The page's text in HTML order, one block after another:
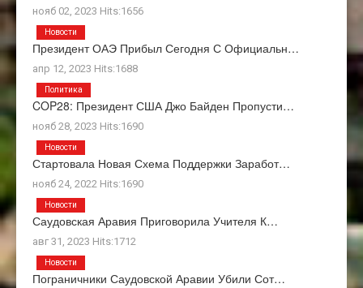
нояб 02, 2023 Hits:1656
Президент ОАЭ Прибыл Сегодня С Официальн…
апр 12, 2023 Hits:1688
Новости
COP28: Президент США Джо Байден Пропусти…
нояб 28, 2023 Hits:1690
Политика
Стартовала Новая Схема Поддержки Заработ…
нояб 24, 2022 Hits:1690
Новости
Саудовская Аравия Приговорила Учителя К…
авг 31, 2023 Hits:1712
Новости
Пограничники Саудовской Аравии Убили Сот…
Новости